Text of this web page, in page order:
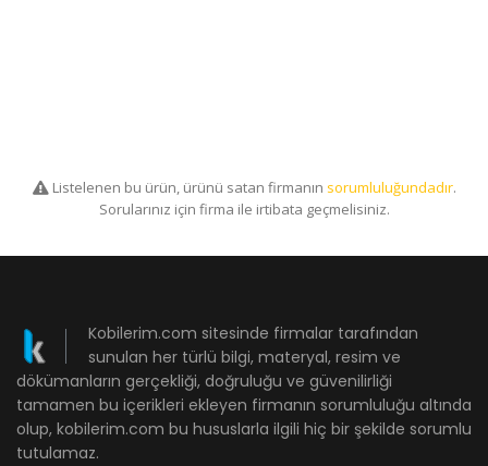
Listelenen bu ürün, ürünü satan firmanın sorumluluğundadır.
Sorularınız için firma ile irtibata geçmelisiniz.
Kobilerim.com sitesinde firmalar tarafından
sunulan her türlü bilgi, materyal, resim ve
dökümanların gerçekliği, doğruluğu ve güvenilirliği
tamamen bu içerikleri ekleyen firmanın sorumluluğu altında
olup, kobilerim.com bu hususlarla ilgili hiç bir şekilde sorumlu
tutulamaz.